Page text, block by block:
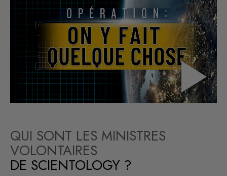
QUI SONT LES MINISTRES
VOLONTAIRES
DE SCIENTOLOGY ?